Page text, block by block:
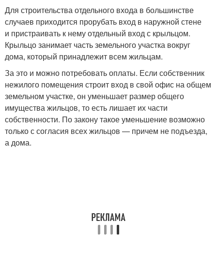
Для строительства отдельного входа в большинстве
случаев приходится прорубать вход в наружной стене
и пристраивать к нему отдельный вход с крыльцом.
Крыльцо занимает часть земельного участка вокруг
дома, который принадлежит всем жильцам.
За это и можно потребовать оплаты. Если собственник
нежилого помещения строит вход в свой офис на общем
земельном участке, он уменьшает размер общего
имущества жильцов, то есть лишает их части
собственности. По закону такое уменьшение возможно
только с согласия всех жильцов — причем не подъезда,
а дома.